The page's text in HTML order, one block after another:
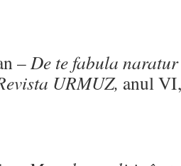
–De te fabula naratur
URMUZ, anul